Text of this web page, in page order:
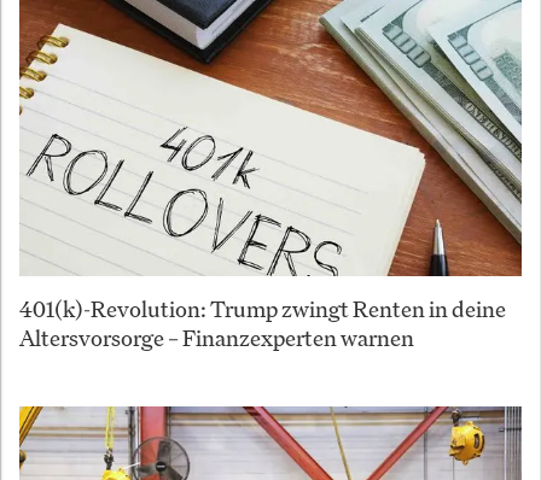
401(k)-Revolution: Trump zwingt Renten in deine
Altersvorsorge – Finanzexperten warnen